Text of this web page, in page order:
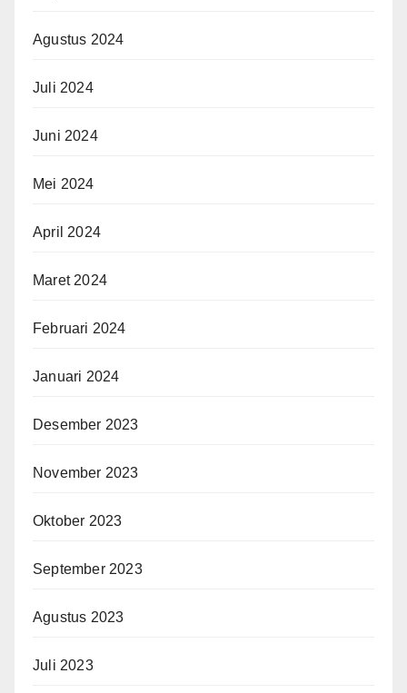
Agustus 2024
Juli 2024
Juni 2024
Mei 2024
April 2024
Maret 2024
Februari 2024
Januari 2024
Desember 2023
November 2023
Oktober 2023
September 2023
Agustus 2023
Juli 2023